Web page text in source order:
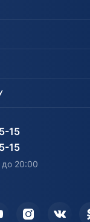
15
15
20:00